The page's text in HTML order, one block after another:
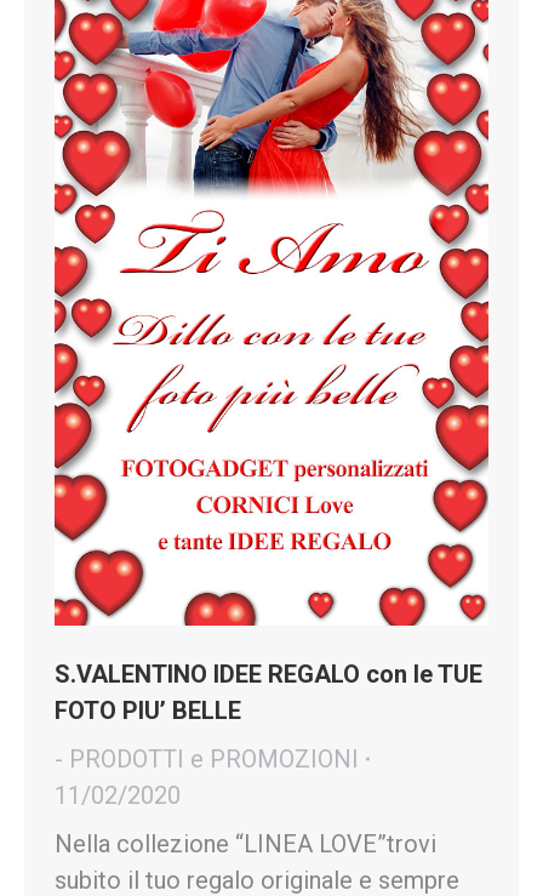
S.VALENTINO IDEE REGALO con le TUE
FOTO PIU’ BELLE
- PRODOTTI e PROMOZIONI
11/02/2020
Nella collezione “LINEA LOVE”trovi
subito il tuo regalo originale e sempre